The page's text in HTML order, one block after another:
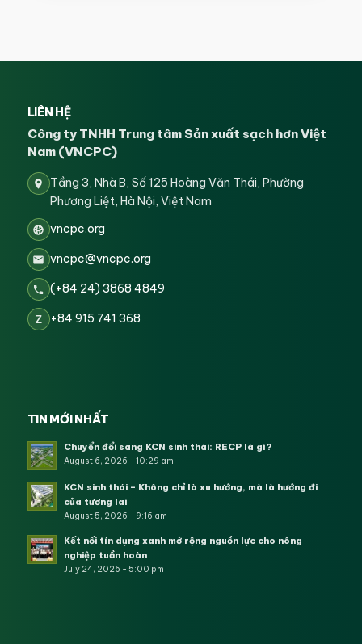
LIÊN HỆ
Công ty TNHH Trung tâm Sản xuất sạch hơn Việt
Nam (VNCPC)
Tầng 3, Nhà B, Số 125 Hoàng Văn Thái, Phường
Phương Liệt, Hà Nội, Việt Nam
vncpc.org
vncpc@vncpc.org
(+84 24) 3868 4849
Z +84 915 741 368
TIN MỚI NHẤT
Chuyển đổi sang KCN sinh thái: RECP là gì?
August 6, 2026 - 10:29 am
KCN sinh thái – Không chỉ là xu hướng, mà là hướng đi
của tương lai
August 5, 2026 - 9:16 am
Kết nối tín dụng xanh mở rộng nguồn lực cho nông
nghiệp tuần hoàn
July 24, 2026 - 5:00 pm